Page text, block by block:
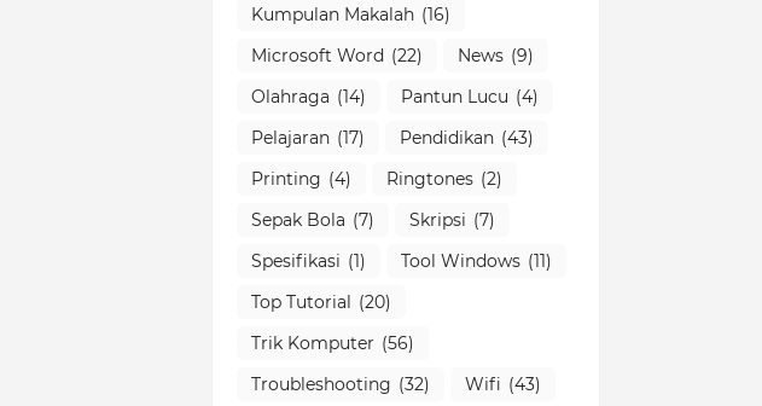
Kumpulan Makalah (16)
Microsoft Word (22) News (9)
Olahraga (14) Pantun Lucu (4)
Pelajaran (17) Pendidikan (43)
Printing (4) Ringtones (2)
Sepak Bola (7) Skripsi (7)
Spesifikasi (1) Tool Windows (11)
Top Tutorial (20)
Trik Komputer (56)
Troubleshooting (32) Wifi (43)